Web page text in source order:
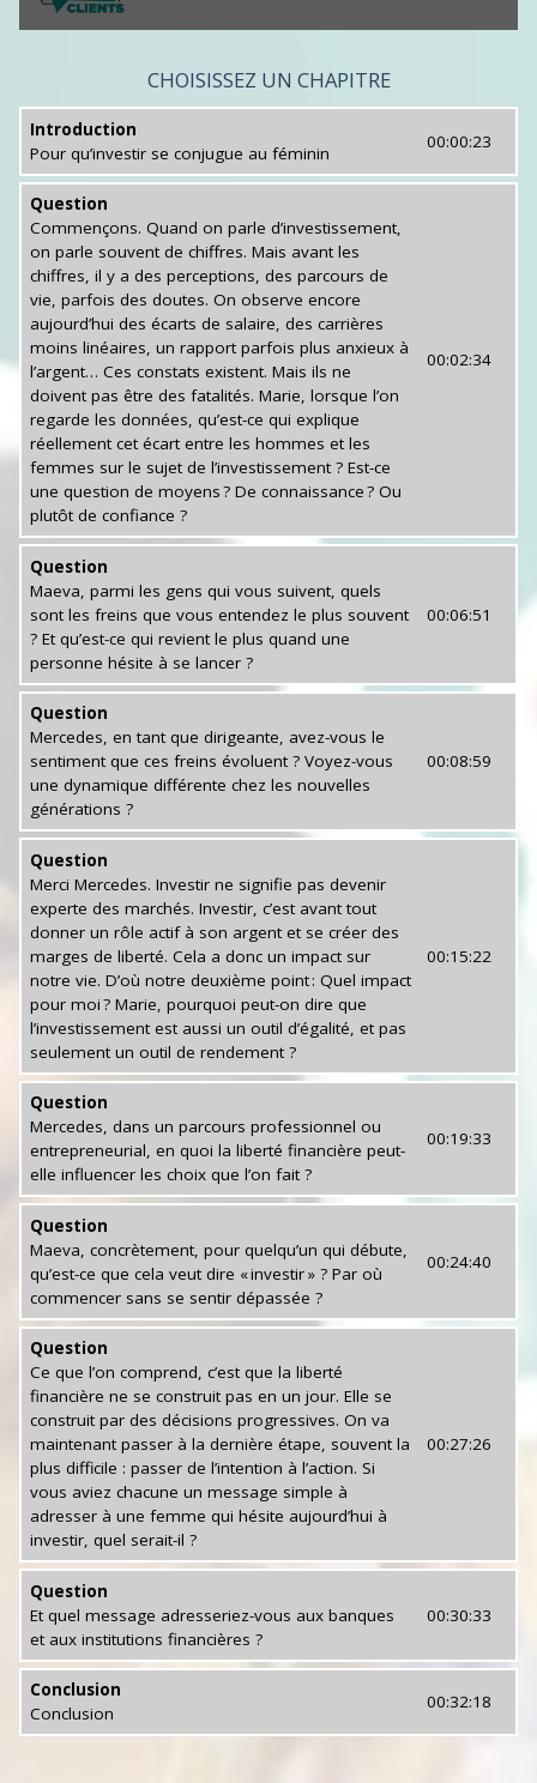
seconds
CHOISISSEZ UN CHAPITRE
Introduction
Pour qu’investir se conjugue au féminin
00:00:23
Question
Commençons. Quand on parle d’investissement,
on parle souvent de chiffres. Mais avant les
chiffres, il y a des perceptions, des parcours de
vie, parfois des doutes. On observe encore
aujourd’hui des écarts de salaire, des carrières
moins linéaires, un rapport parfois plus anxieux à
l’argent… Ces constats existent. Mais ils ne
doivent pas être des fatalités. Marie, lorsque l’on
regarde les données, qu’est-ce qui explique
réellement cet écart entre les hommes et les
femmes sur le sujet de l’investissement ? Est-ce
une question de moyens ? De connaissance ? Ou
plutôt de confiance ?
00:02:34
Question
Maeva, parmi les gens qui vous suivent, quels
sont les freins que vous entendez le plus souvent
? Et qu’est-ce qui revient le plus quand une
personne hésite à se lancer ?
00:06:51
Question
Mercedes, en tant que dirigeante, avez-vous le
sentiment que ces freins évoluent ? Voyez-vous
une dynamique différente chez les nouvelles
générations ?
00:08:59
Question
Merci Mercedes. Investir ne signifie pas devenir
experte des marchés. Investir, c’est avant tout
donner un rôle actif à son argent et se créer des
marges de liberté. Cela a donc un impact sur
notre vie. D’où notre deuxième point : Quel impact
pour moi ? Marie, pourquoi peut-on dire que
l’investissement est aussi un outil d’égalité, et pas
seulement un outil de rendement ?
00:15:22
Question
Mercedes, dans un parcours professionnel ou
entrepreneurial, en quoi la liberté financière peut-
elle influencer les choix que l’on fait ?
00:19:33
Question
Maeva, concrètement, pour quelqu’un qui débute,
qu’est-ce que cela veut dire « investir » ? Par où
commencer sans se sentir dépassée ?
00:24:40
Question
Ce que l’on comprend, c’est que la liberté
financière ne se construit pas en un jour. Elle se
construit par des décisions progressives. On va
maintenant passer à la dernière étape, souvent la
plus difficile : passer de l’intention à l’action. Si
vous aviez chacune un message simple à
adresser à une femme qui hésite aujourd’hui à
investir, quel serait-il ?
00:27:26
Question
Et quel message adresseriez-vous aux banques
et aux institutions financières ?
00:30:33
Conclusion
Conclusion
00:32:18